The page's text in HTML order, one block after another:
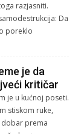
razjasniti.
Da
poreklo
je da
kritičar
je u kućnoj poseti.
stiskom ruke,
prema